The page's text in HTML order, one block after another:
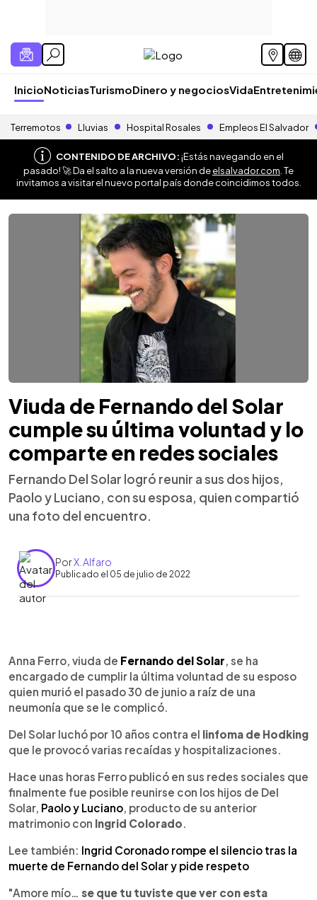
InicioNoticiasTurismoDinero y negociosVida
Terremotos Lluvias Hospital Rosales Empleos El Salvador
CONTENIDO DE ARCHIVO:¡Estás navegando en el
pasado! 🚀 Da el salto a la nueva versión deelsalvador.com . Te
invitamos a visitar el nuevo portal país donde coincidimos todos.
Viuda de Fernando del Solar
cumple su última voluntad y lo
comparte en redes sociales
Fernando Del Solar logró reunir a sus dos hijos,
Paolo y Luciano, con su esposa, quien compartió
una foto del encuentro.
PorX. Alfaro
Publicado el 05 de julio de 2022
► Escuchar artículo
Anna Ferro, viuda de Fernando del Solar , se ha
encargado de cumplir la última voluntad de su esposo
quien murió el pasado 30 de junio a raíz de una
neumonía que se le complicó.
Del Solar luchó por 10 años contra el linfoma de Hodking
que le provocó varias recaídas y hospitalizaciones.
Hace unas horas Ferro publicó en sus redes sociales que
finalmente fue posible reunirse con los hijos de Del
Solar, Paolo y Luciano , producto de su anterior
matrimonio con Ingrid Colorado
Lee también: Ingrid Coronado rompe el silencio tras la
muerte de Fernando del Solar y pide respeto
"Amore mío… se que tu tuviste que ver con esta